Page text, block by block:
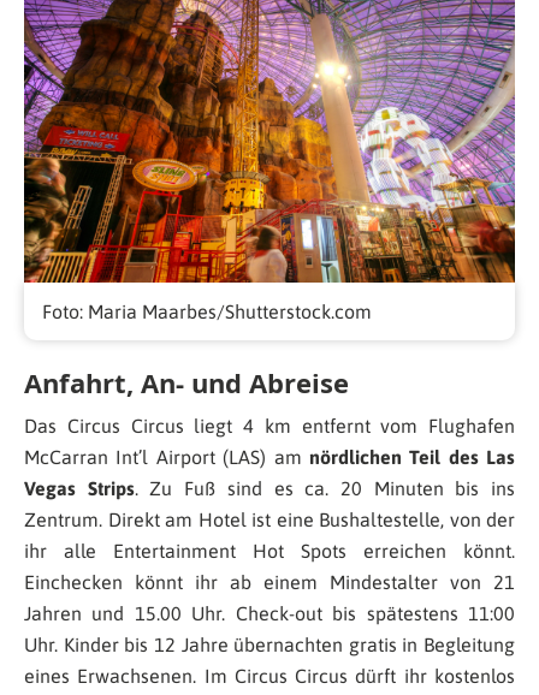
Foto: Maria Maarbes/Shutterstock.com
Anfahrt, An- und Abreise
Das Circus Circus liegt 4 km entfernt vom Flughafen
McCarran Int’l Airport (LAS) am nördlichen Teil des Las
Vegas Strips. Zu Fuß sind es ca. 20 Minuten bis ins
Zentrum. Direkt am Hotel ist eine Bushaltestelle, von der
ihr alle Entertainment Hot Spots erreichen könnt.
Einchecken könnt ihr ab einem Mindestalter von 21
Jahren und 15.00 Uhr. Check-out bis spätestens 11:00
Uhr. Kinder bis 12 Jahre übernachten gratis in Begleitung
eines Erwachsenen. Im Circus Circus dürft ihr kostenlos